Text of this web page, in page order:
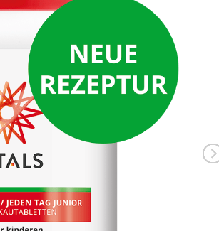
ANMELDEN